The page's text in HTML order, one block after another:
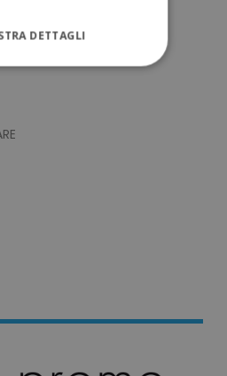
DETTAGLI
NECESSARI
Performance